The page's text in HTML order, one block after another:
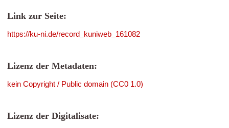
Link zur Seite:
https://ku-ni.de/record_kuniweb_161082
Lizenz der Metadaten:
kein Copyright / Public domain (CC0 1.0)
Lizenz der Digitalisate: